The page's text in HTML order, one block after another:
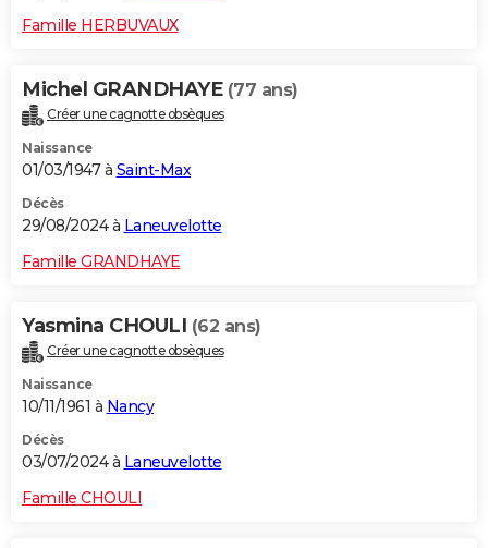
FORUM
Famille HERBUVAUX
Michel GRANDHAYE (77 ans)
Créer une cagnotte obsèques
Naissance
01/03/1947 à Saint-Max
Décès
29/08/2024 à Laneuvelotte
Famille GRANDHAYE
Yasmina CHOULI (62 ans)
Créer une cagnotte obsèques
Naissance
10/11/1961 à Nancy
Décès
03/07/2024 à Laneuvelotte
Famille CHOULI